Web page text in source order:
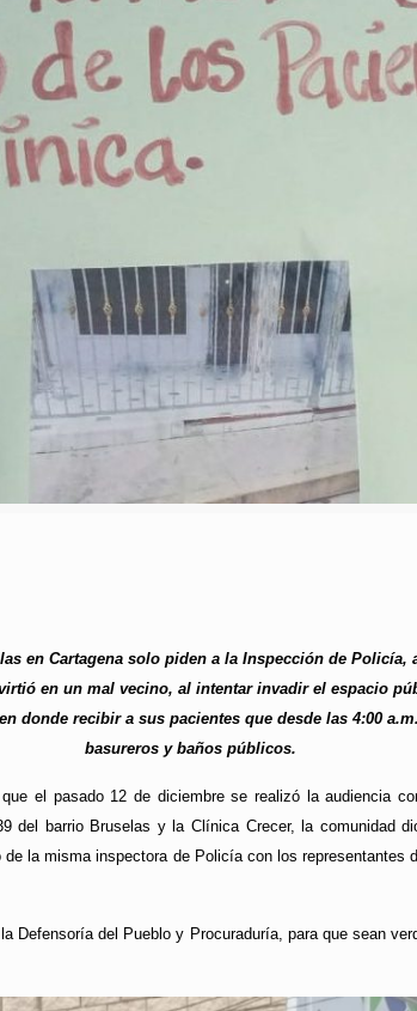
en Cartagena solo piden a la Inspección de
en un mal vecino, al intentar invadir el espacio
donde recibir a sus pacientes que desde las 4:00
basureros y baños públicos.
el pasado 12 de diciembre se realizó la audiencia
del barrio Bruselas y la Clínica Crecer, la comunidad
la misma inspectora de Policía con los representantes
Defensoría del Pueblo y Procuraduría, para que sean